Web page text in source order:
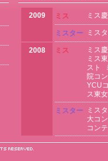
2009 ミス ミス
ミスター ミス
2008 ミス
ミス
ミス
スト
院コ
YCU
ス東
ミスター
ミス
大コ
コン